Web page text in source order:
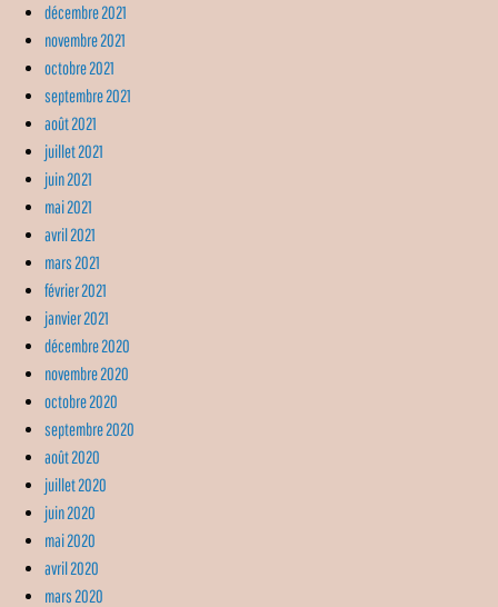
décembre 2021
novembre 2021
octobre 2021
septembre 2021
août 2021
juillet 2021
juin 2021
mai 2021
avril 2021
mars 2021
février 2021
janvier 2021
décembre 2020
novembre 2020
octobre 2020
septembre 2020
août 2020
juillet 2020
juin 2020
mai 2020
avril 2020
mars 2020